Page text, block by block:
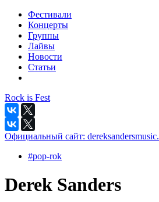
Фестивали
Концерты
Группы
Лайвы
Новости
Статьи
Rock is Fest
Официальный сайт:
#pop-rok
Derek Sanders